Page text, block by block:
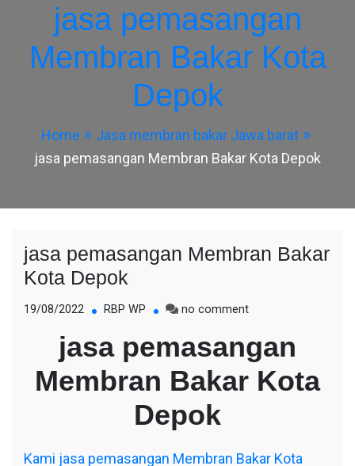
jasa pemasangan
Membran Bakar Kota
Depok
Home
Jasa membran bakar Jawa barat
jasa pemasangan Membran Bakar Kota Depok
jasa pemasangan Membran Bakar
Kota Depok
19/08/2022 RBP WP no commenton
pemasangan
Membran
Bakar
Kota
jasa pemasangan
Membran Bakar Kota
Depok
Kami jasa pemasangan Membran Bakar Kota